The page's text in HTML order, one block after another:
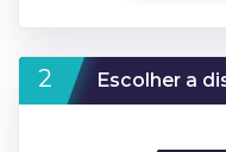
Escolher a